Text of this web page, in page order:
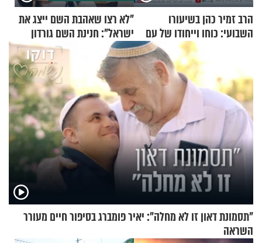
הרב זמיר כהן בשיעורו
השבועי: כוחו וייחודו של עם
"לא רצו שאהבת השם ייצג את
ישראל": חנינת השם גורדון
בריאיון מעורר השראה
"תסמונת דאון זו לא מחלה": יאיר פומברג בסיפור חיים מעורר
השראה